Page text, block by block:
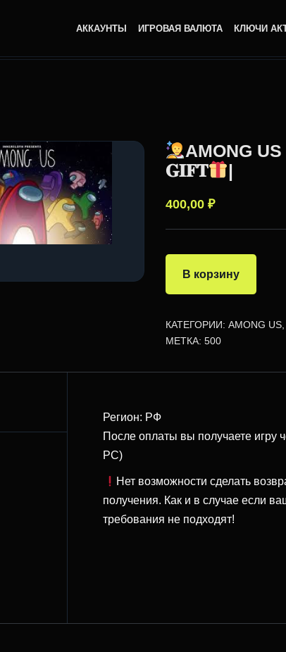
АККАУНТЫ ИГРОВАЯ ВАЛЮТА КЛЮЧИ
AMONG US
𝐆𝐈𝐅𝐓
|
400,00 ₽
В корзину
КАТЕГОРИИ: AMONG US,
МЕТКА: 500
Регион: РФ
После оплаты вы получаете игру
PC)
Нет возможности сделать
получения. Как и в случае если
требования не подходят!